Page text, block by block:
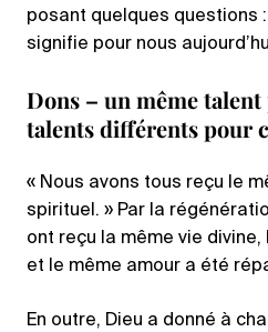
posant quelques questions
signifie pour nous
Dons – un même
talents différents pour
« Nous avons tous reçu le
spirituel. » Par la
ont reçu la même vie divine,
et le même amour a été
En outre, Dieu a donné à